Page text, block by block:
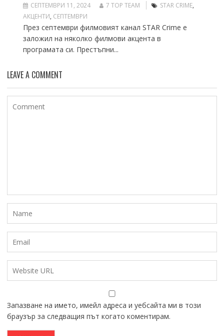
СЕПТЕМВРИ 11, 2024 7 TOP TEAM STAR CRIME,
АКЦЕНТИ, СЕПТЕМВРИ
През септември филмовият канал STAR Crime е
заложил на няколко филмови акцента в
програмата си. Престъпни...
LEAVE A COMMENT
Запазване на името, имейл адреса и уебсайта ми в този
браузър за следващия път когато коментирам.